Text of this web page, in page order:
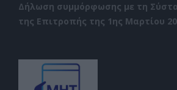
Δήλωση συμμόρφωσης με τη
της Επιτροπής της 1ης Μαρτίου